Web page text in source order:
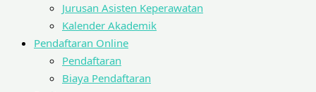
Jurusan Asisten Keperawatan
Kalender Akademik
Pendaftaran Online
Pendaftaran
Biaya Pendaftaran